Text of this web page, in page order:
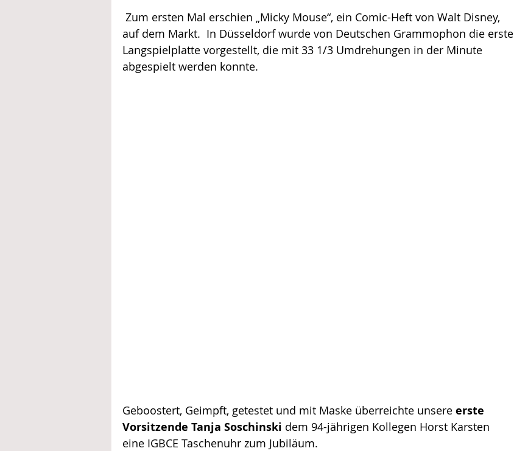
auf dem Markt.  In Düsseldorf wurde von Deutschen Grammophon die erste
Langspielplatte vorgestellt, die mit 33 1/3 Umdrehungen in der Minute
abgespielt werden konnte.
Geboostert, Geimpft, getestet und mit Maske überreichte unsere erste
Vorsitzende Tanja Soschinski dem 94-jährigen Kollegen Horst Karsten
eine IGBCE Taschenuhr zum Jubiläum.